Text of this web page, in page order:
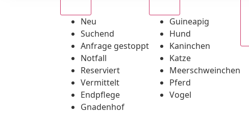
Neu
Suchend
Anfrage gestoppt
Notfall
Reserviert
Vermittelt
Endpflege
Gnadenhof
Guineapig
Hund
Kaninchen
Katze
Meerschweinchen
Pferd
Vogel